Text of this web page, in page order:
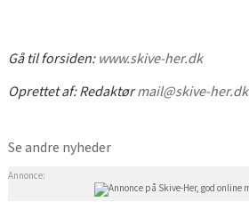
Gå til forsiden:www.skive-her.dk
Oprettet af:Redaktørmail@skive-her.dk
Se andre nyheder
Annonce: